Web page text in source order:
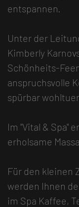
entspannen.
Unter der
Kimberly
Schönheits-
anspruchsvolle
spürbar
Im "Vital & Spa"
erholsame
Für den kleinen
werden Ihnen
im Spa Kaffee,